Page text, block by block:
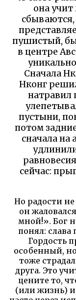
она
сбываются,
пушистый,
в центре
Сначала
Нконг
натравил
пустыни,
потом
сначала на
сейчас:
Но радости
он
мной!». Бог
понял: слава
Гордость
особенный,
тоже
друга. Это
цените то,
(или жизнь)